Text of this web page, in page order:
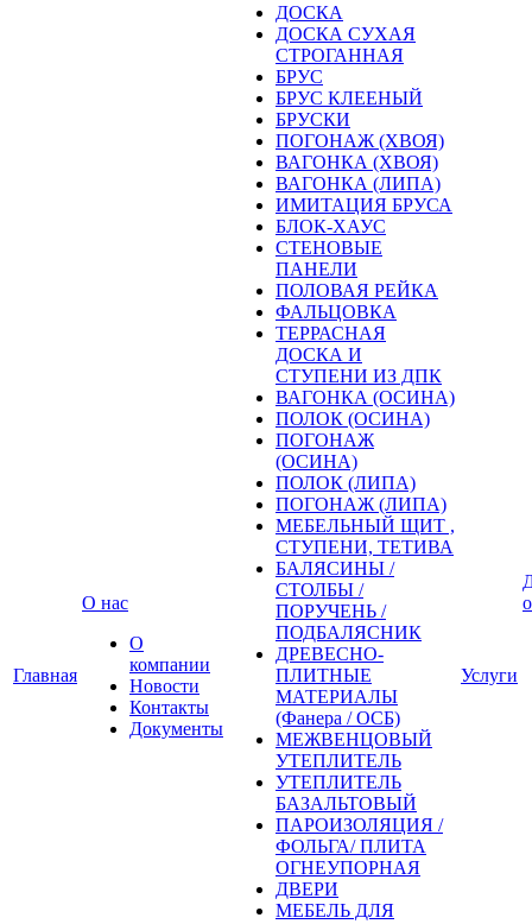
Главная
О нас
О
компании
Новости
Контакты
Документы
ДОСКА
ДОСКА СУХАЯ
СТРОГАННАЯ
БРУС
БРУС КЛЕЕНЫЙ
БРУСКИ
ПОГОНАЖ (ХВОЯ)
ВАГОНКА (ХВОЯ)
ВАГОНКА (ЛИПА)
ИМИТАЦИЯ БРУСА
БЛОК-ХАУС
СТЕНОВЫЕ
ПАНЕЛИ
ПОЛОВАЯ РЕЙКА
ФАЛЬЦОВКА
ТЕРРАСНАЯ
ДОСКА И
СТУПЕНИ ИЗ ДПК
ВАГОНКА (ОСИНА)
ПОЛОК (ОСИНА)
ПОГОНАЖ
(ОСИНА)
ПОЛОК (ЛИПА)
ПОГОНАЖ (ЛИПА)
МЕБЕЛЬНЫЙ ЩИТ ,
СТУПЕНИ, ТЕТИВА
БАЛЯСИНЫ /
СТОЛБЫ /
ПОРУЧЕНЬ /
ПОДБАЛЯСНИК
ДРЕВЕСНО-
ПЛИТНЫЕ
МАТЕРИАЛЫ
(Фанера / ОСБ)
МЕЖВЕНЦОВЫЙ
УТЕПЛИТЕЛЬ
УТЕПЛИТЕЛЬ
БАЗАЛЬТОВЫЙ
ПАРОИЗОЛЯЦИЯ /
ФОЛЬГА/ ПЛИТА
ОГНЕУПОРНАЯ
ДВЕРИ
МЕБЕЛЬ ДЛЯ
Услуги